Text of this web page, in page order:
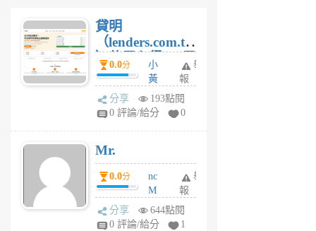
貸明
（lenders.com.tw
）使用心得 — 民
間貸款比較平台
體驗
0.0分
小
黃
蜂
1
舉
報
分享
193點閱
0 評論/給分
0
Mr.
0.0分
nc
M
U
F
舉
報
分享
644點閱
0 評論/給分
1